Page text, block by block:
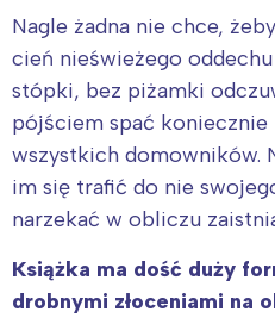
Nagle żadna nie chce,
cień nieświeżego
stópki, bez piżamki
pójściem spać
wszystkich domowników.
im się trafić do nie
narzekać w obliczu
Książka ma dość duży
drobnymi złoceniami na